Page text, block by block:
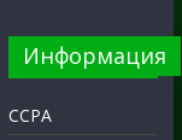
Информация
CCPA